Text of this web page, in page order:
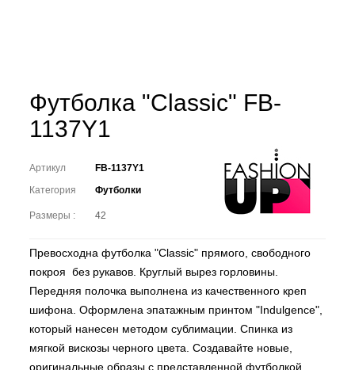
Футболка "Classic" FB-
1137Y1
Артикул
FB-1137Y1
Категория
Футболки
Размеры : 42
Превосходна футболка "Classic" прямого, свободного
покроя без рукавов. Круглый вырез горловины.
Передняя полочка выполнена из качественного креп
шифона. Оформлена эпатажным принтом "Indulgence",
который нанесен методом сублимации. Спинка из
мягкой вискозы черного цвета. Создавайте новые,
оригинальные образы с представленной футболкой.